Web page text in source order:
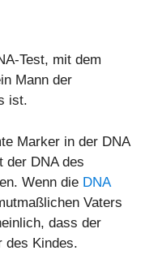
Test, mit dem
Mann der
ist.
Marker in der DNA
der DNA des
Wenn die DNA
Vaters
dass der
des Kindes.